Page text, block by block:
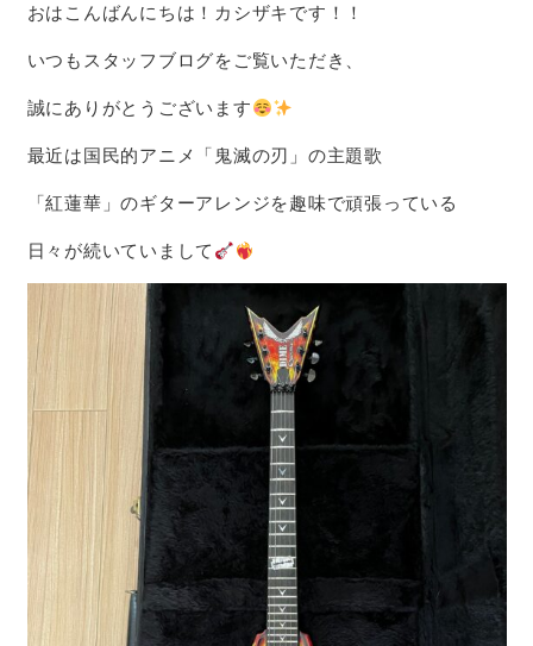
おはこんばんにちは！カシザキです！！
いつもスタッフブログをご覧いただき、
誠にありがとうございます
最近は国民的アニメ「鬼滅の刃」の主題歌
「紅蓮華」のギターアレンジを趣味で頑張っている
日々が続いていまして